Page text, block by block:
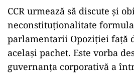
CCR urmează să discute şi
neconstituţionalitate
parlamentarii Opoziţiei faţă
acelaşi pachet. Este vorba
guvernanţa corporativă a